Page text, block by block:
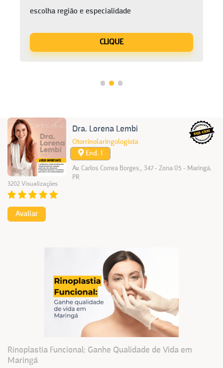
escolha região e especialidade
CLIQUE
3202 Visualizações
Avaliar
Dra. Lorena Lembi
Otorrinolaringologista
End. 1
Av. Carlos Correa Borges,, 347 - Zona 05 - Maringá.
PR
Rinoplastia Funcional: Ganhe Qualidade de Vida em
Maringá